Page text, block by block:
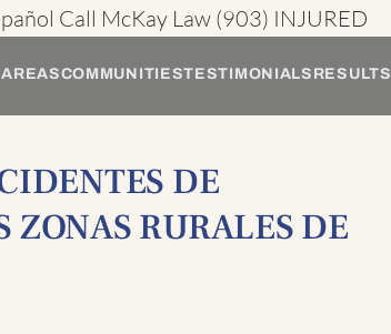
Call McKay Law (903) INJURED
COMMUNITIESTESTIMONIALS RESULTS
DE
ZONAS RURALES DE